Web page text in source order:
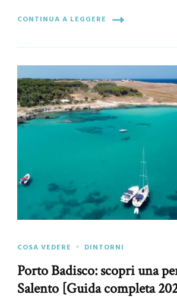
CONTINUA A LEGGERE
COSA VEDERE DINTORNI
Porto Badisco: scopri una
Salento [Guida completa